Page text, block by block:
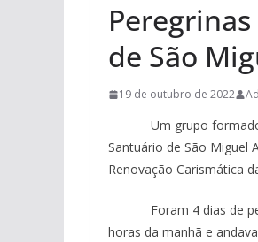
de São
19 de outubro de 2022
Um grupo formado
Santuário de São Miguel
Renovação Carismática
Foram 4 dias de
horas da manhã e